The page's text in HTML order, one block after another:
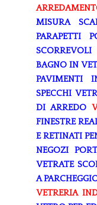
MISURA
PARAPETTI
SCORREVOLI
BAGNO IN
PAVIMENTI
SPECCHI
DI ARREDO
FINESTRE
E RETINATI
NEGOZI
VETRATE
A
VETRERIA